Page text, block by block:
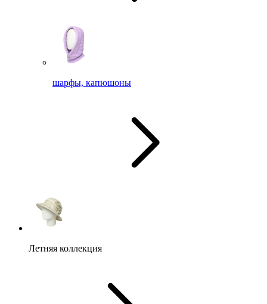
шарфы, капюшоны
Летняя коллекция